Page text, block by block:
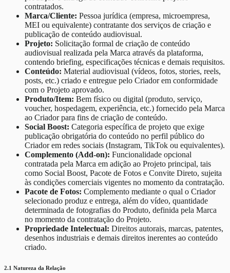
contratados.
Marca/Cliente: Pessoa jurídica (empresa, microempresa,
MEI ou equivalente) contratante dos serviços de criação e
publicação de conteúdo audiovisual.
Projeto: Solicitação formal de criação de conteúdo
audiovisual realizada pela Marca através da plataforma,
contendo briefing, especificações técnicas e demais requisitos.
Conteúdo: Material audiovisual (vídeos, fotos, stories, reels,
posts, etc.) criado e entregue pelo Criador em conformidade
com o Projeto aprovado.
Produto/Item: Bem físico ou digital (produto, serviço,
voucher, hospedagem, experiência, etc.) fornecido pela Marca
ao Criador para fins de criação de conteúdo.
Social Boost: Categoria específica de projeto que exige
publicação obrigatória do conteúdo no perfil público do
Criador em redes sociais (Instagram, TikTok ou equivalentes).
Complemento (Add-on): Funcionalidade opcional
contratada pela Marca em adição ao Projeto principal, tais
como Social Boost, Pacote de Fotos e Convite Direto, sujeita
às condições comerciais vigentes no momento da contratação.
Pacote de Fotos: Complemento mediante o qual o Criador
selecionado produz e entrega, além do vídeo, quantidade
determinada de fotografias do Produto, definida pela Marca
no momento da contratação do Projeto.
Propriedade Intelectual: Direitos autorais, marcas, patentes,
desenhos industriais e demais direitos inerentes ao conteúdo
criado.
2.1 Natureza da Relação